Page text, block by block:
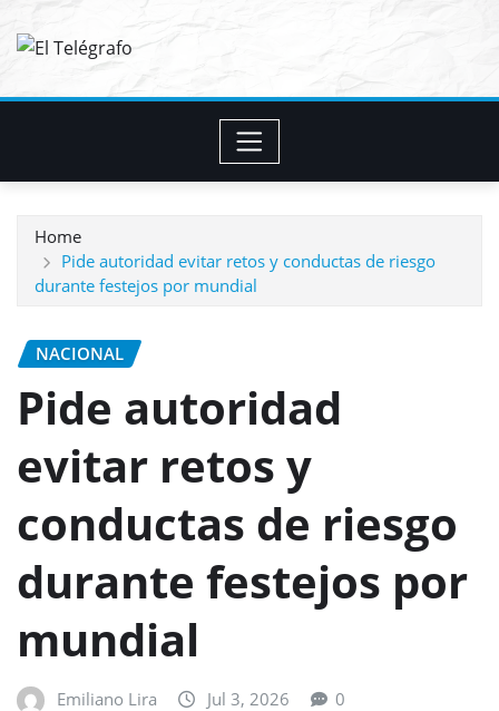
Home
Pide autoridad evitar retos y conductas de riesgo
durante festejos por mundial
NACIONAL
Pide autoridad
evitar retos y
conductas de riesgo
durante festejos por
mundial
Emiliano Lira Jul 3, 2026 0